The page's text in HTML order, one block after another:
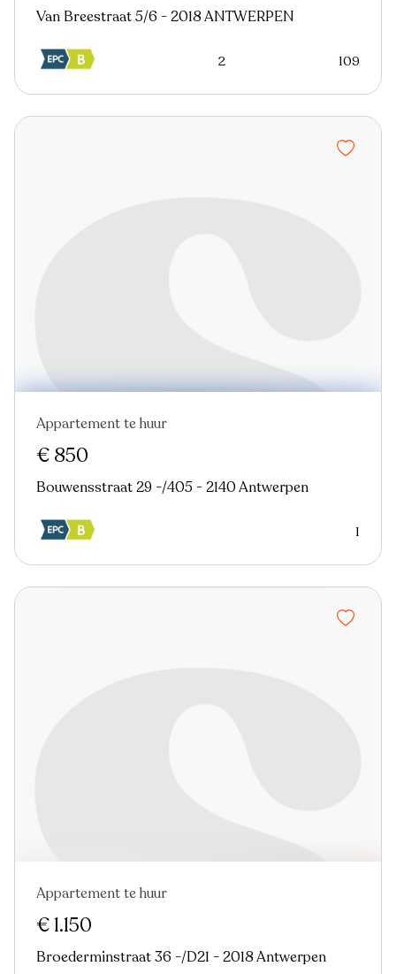
Van Breestraat 5/6 - 2018 ANTWERPEN
2 109
Nieuw
Appartement te huur
€ 850
Bouwensstraat 29 -/405 - 2140 Antwerpen
1
Nieuw
Appartement te huur
€ 1.150
Broederminstraat 36 -/D21 - 2018 Antwerpen